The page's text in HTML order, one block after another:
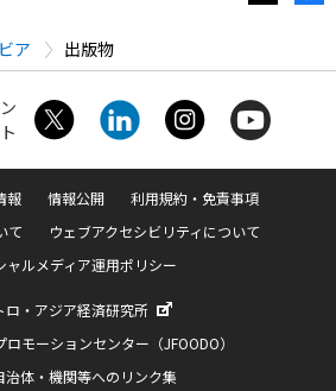
ア 出版物
ト
報 情報公開
利用規約・免責事項
て
ウェブアクセシビリティについて
ャルメディア運用ポリシー
ロ・アジア経済研究所
モーションセンター（JFOODO）
治体・機関等へのリンク集